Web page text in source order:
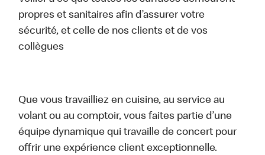
propres et sanitaires afin d’assurer votre
sécurité, et celle de nos clients et de vos
collègues
Que vous travailliez en cuisine, au service au
volant ou au comptoir, vous faites partie d’une
équipe dynamique qui travaille de concert pour
offrir une expérience client exceptionnelle.